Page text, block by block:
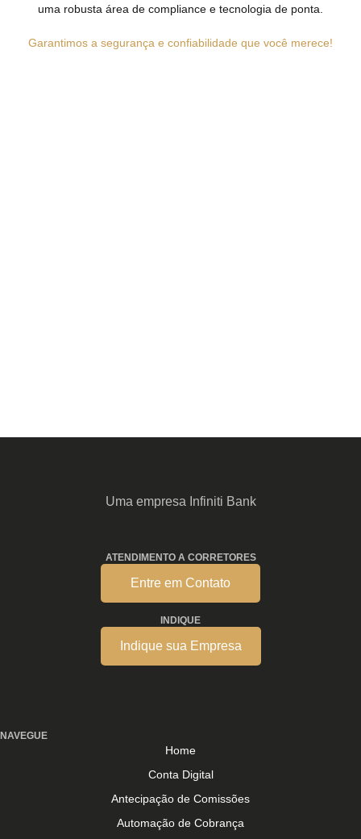
uma robusta área de compliance e tecnologia de ponta.
Garantimos a segurança e confiabilidade que você merece!
Uma empresa Infiniti Bank
ATENDIMENTO A CORRETORES
Entre em Contato
INDIQUE
Indique sua Empresa
NAVEGUE
Home
Conta Digital
Antecipação de Comissões
Automação de Cobrança